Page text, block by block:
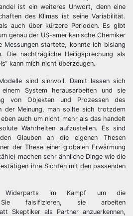
ist ein weiteres Unwort, denn eine
des Klimas ist seine Variabilität.
auch über kürzere Perioden. Es gibt
genau der US-amerikanische Chemiker
Messungen startete, konnte ich bislang
Die nachträgliche Heiligsprechung als
kann mich nicht überzeugen.
sind sinnvoll. Damit lassen sich
System herausarbeiten und sie
von Objekten und Prozessen des
der Meinung, man sollte sich trotzdem
auch um nicht mehr als das handelt
Wahrheiten aufzustellen. Es sind
Glauben an die eigenen Thesen
der These einer globalen Erwärmung
machen sehr ähnliche Dinge wie die
ihre Sichten mit den passenden
Widerparts im Kampf um die
Sie falsifizieren, sie arbeiten
Skeptiker als Partner anzuerkennen,